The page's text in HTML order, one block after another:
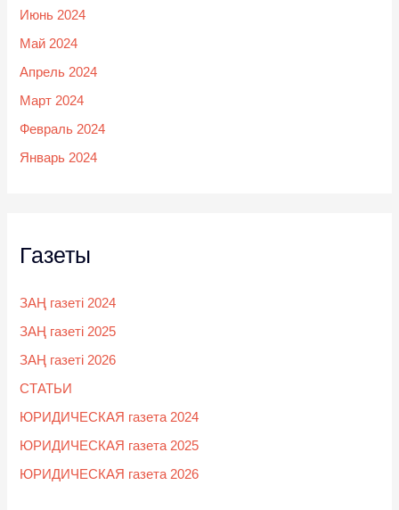
Июнь 2024
Май 2024
Апрель 2024
Март 2024
Февраль 2024
Январь 2024
Газеты
ЗАҢ газеті 2024
ЗАҢ газеті 2025
ЗАҢ газеті 2026
СТАТЬИ
ЮРИДИЧЕСКАЯ газета 2024
ЮРИДИЧЕСКАЯ газета 2025
ЮРИДИЧЕСКАЯ газета 2026